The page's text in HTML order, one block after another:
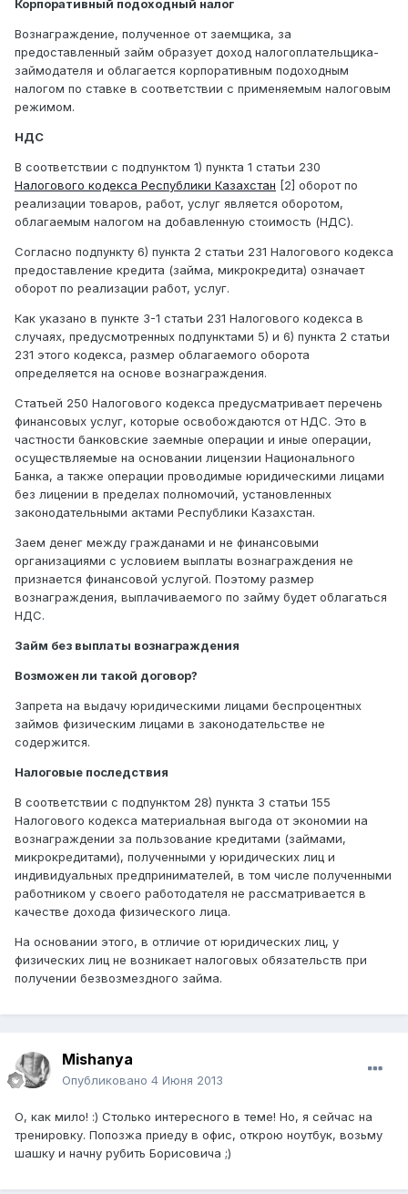
Корпоративный подоходный налог
Вознаграждение, полученное от заемщика, за
предоставленный займ образует доход налогоплательщика-
займодателя и облагается корпоративным подоходным
налогом по ставке в соответствии с применяемым налоговым
режимом.
НДС
В соответствии с подпунктом 1) пункта 1 статьи 230
Налогового кодекса Республики Казахстан [2] оборот по
реализации товаров, работ, услуг является оборотом,
облагаемым налогом на добавленную стоимость (НДС).
Согласно подпункту 6) пункта 2 статьи 231 Налогового кодекса
предоставление кредита (займа, микрокредита) означает
оборот по реализации работ, услуг.
Как указано в пункте 3-1 статьи 231 Налогового кодекса в
случаях, предусмотренных подпунктами 5) и 6) пункта 2 статьи
231 этого кодекса, размер облагаемого оборота
определяется на основе вознаграждения.
Статьей 250 Налогового кодекса предусматривает перечень
финансовых услуг, которые освобождаются от НДС. Это в
частности банковские заемные операции и иные операции,
осуществляемые на основании лицензии Национального
Банка, а также операции проводимые юридическими лицами
без лицении в пределах полномочий, установленных
законодательными актами Республики Казахстан.
Заем денег между гражданами и не финансовыми
организациями с условием выплаты вознаграждения не
признается финансовой услугой. Поэтому размер
вознаграждения, выплачиваемого по займу будет облагаться
НДС.
Займ без выплаты вознаграждения
Возможен ли такой договор?
Запрета на выдачу юридическими лицами беспроцентных
займов физическим лицами в законодательстве не
содержится.
Налоговые последствия
В соответствии с подпунктом 28) пункта 3 статьи 155
Налогового кодекса материальная выгода от экономии на
вознаграждении за пользование кредитами (займами,
микрокредитами), полученными у юридических лиц и
индивидуальных предпринимателей, в том числе полученными
работником у своего работодателя не рассматривается в
качестве дохода физического лица.
На основании этого, в отличие от юридических лиц, у
физических лиц не возникает налоговых обязательств при
получении безвозмездного займа.
Mishanya
Опубликовано 4 Июня 2013
О, как мило! :) Столько интересного в теме! Но, я сейчас на
тренировку. Попозжа приеду в офис, открою ноутбук, возьму
шашку и начну рубить Борисовича ;)